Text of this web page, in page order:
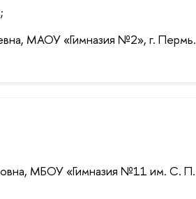
МАОУ «Гимназия №2», г. Пермь.
МБОУ «Гимназия №11 им. С. П.